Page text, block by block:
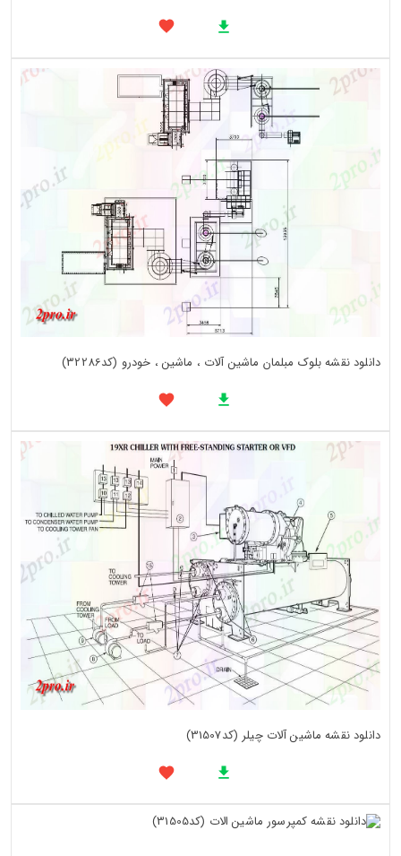
دانلود نقشه بلوک مبلمان ماشین آلات ، ماشین ، خودرو (کد32286)
دانلود نقشه ماشین آلات چیلر (کد31507)